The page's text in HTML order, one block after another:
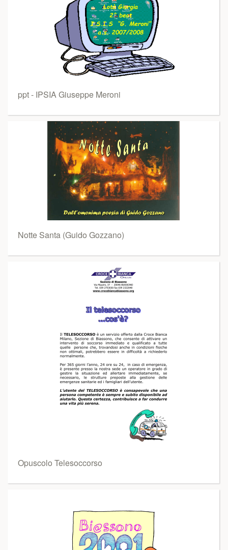
ppt - IPSIA Giuseppe Meroni
Notte Santa (Guido Gozzano)
Opuscolo Telesoccorso